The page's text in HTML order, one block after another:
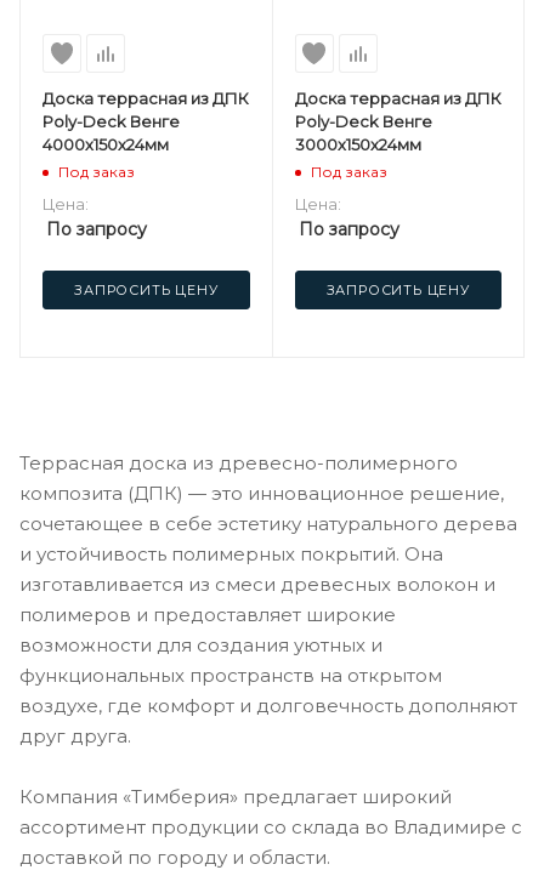
Доска террасная из ДПК
Poly-Deck Венге
4000х150х24мм
Под заказ
Цена:
По запросу
ЗАПРОСИТЬ ЦЕНУ
Доска террасная из ДПК
Poly-Deck Венге
3000х150х24мм
Под заказ
Цена:
По запросу
ЗАПРОСИТЬ ЦЕНУ
Террасная доска из древесно-полимерного
композита (ДПК) — это инновационное решение,
сочетающее в себе эстетику натурального дерева
и устойчивость полимерных покрытий. Она
изготавливается из смеси древесных волокон и
полимеров и предоставляет широкие
возможности для создания уютных и
функциональных пространств на открытом
воздухе, где комфорт и долговечность дополняют
друг друга.
Компания «Тимберия» предлагает широкий
ассортимент продукции со склада во Владимире с
доставкой по городу и области.